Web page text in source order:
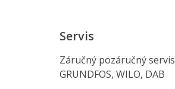
Servis
Záručný pozáručný servis
GRUNDFOS, WILO, DAB